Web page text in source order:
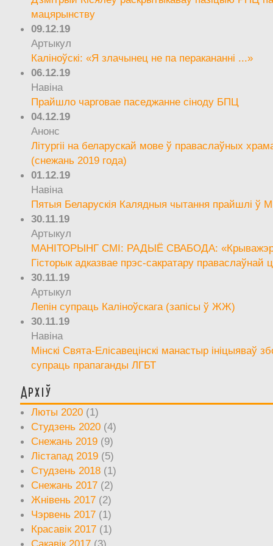
мацярынству
09.12.19
Артыкул
Каліноўскі: «Я злачынец не па перакананні ...»
06.12.19
Навіна
Прайшло чарговае паседжанне сіноду БПЦ
04.12.19
Анонс
Літургіі на беларускай мове ў праваслаўных
(снежань 2019 года)
01.12.19
Навіна
Пятыя Беларускія Калядныя чытання прайшлі ў
30.11.19
Артыкул
МАНІТОРЫНГ СМІ: РАДЫЁ СВАБОДА:
Гісторык адказвае прэс-сакратару праваслаўнай
30.11.19
Артыкул
Лепін супраць Каліноўскага (запісы ў ЖЖ)
30.11.19
Навіна
Мінскі Свята-Елісавецінскі манастыр ініцыяваў
супраць прапаганды ЛГБТ
Архіў
Люты 2020 (1)
Студзень 2020 (4)
Снежань 2019 (9)
Лістапад 2019 (5)
Студзень 2018 (1)
Снежань 2017 (2)
Жнівень 2017 (2)
Чэрвень 2017 (1)
Красавік 2017 (1)
Сакавік 2017 (3)